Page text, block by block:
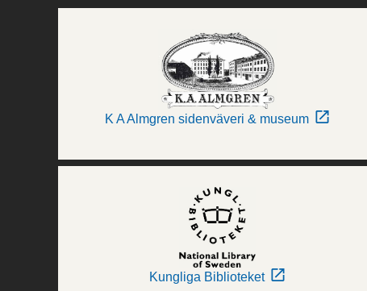
K A Almgren sidenväveri & museum
Kungliga Biblioteket